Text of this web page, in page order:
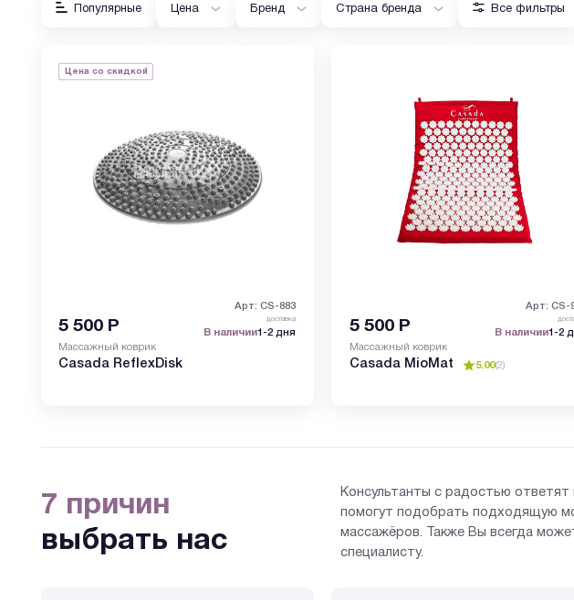
Популярные Цена Бренд Страна бренда Все фильтры
Цена со скидкой
Арт: СS-883
5 500 Р доставка
В наличии1-2 дня
Массажный коврик
Casada ReflexDisk
Арт: CS-
5 500 Р В наличии1-2
Массажный коврик
Casada MioMat 5.00(2)
7 причин
выбрать нас
Консультанты с радостью
помогут подобрать подходящую
массажёров. Также Вы всегда
специалисту.